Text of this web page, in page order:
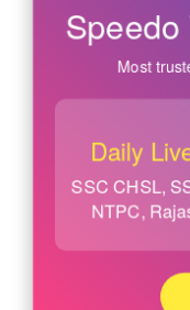
Most
Daily
SSC CHSL,
NTPC,